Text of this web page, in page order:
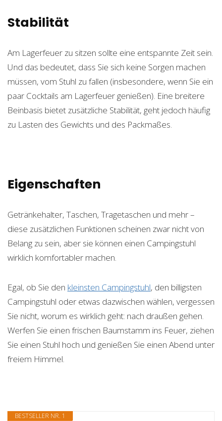
Stabilität
Am Lagerfeuer zu sitzen sollte eine entspannte Zeit sein.
Und das bedeutet, dass Sie sich keine Sorgen machen
müssen, vom Stuhl zu fallen (insbesondere, wenn Sie ein
paar Cocktails am Lagerfeuer genießen). Eine breitere
Beinbasis bietet zusätzliche Stabilität, geht jedoch häufig
zu Lasten des Gewichts und des Packmaßes.
Eigenschaften
Getränkehalter, Taschen, Tragetaschen und mehr –
diese zusätzlichen Funktionen scheinen zwar nicht von
Belang zu sein, aber sie können einen Campingstuhl
wirklich komfortabler machen.
Egal, ob Sie den kleinsten Campingstuhl, den billigsten
Campingstuhl oder etwas dazwischen wählen, vergessen
Sie nicht, worum es wirklich geht: nach draußen gehen.
Werfen Sie einen frischen Baumstamm ins Feuer, ziehen
Sie einen Stuhl hoch und genießen Sie einen Abend unter
freiem Himmel.
BESTSELLER NR. 1